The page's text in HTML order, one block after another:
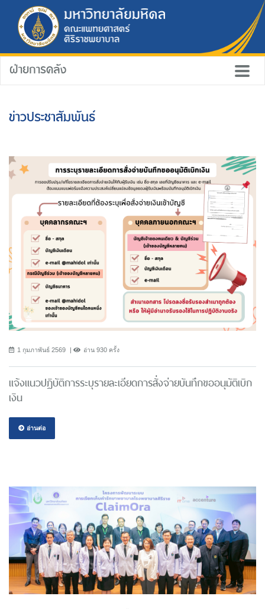
ฝ่ายการคลัง
ข่าวประชาสัมพันธ์
1 กุมภาพันธ์ 2569 อ่าน 930 ครั้ง
แจ้งแนวปฎิบัติการระบุรายละเอียดการสั่งจ่ายบันทึกขออนุมัติเบิก
เงิน
อ่านต่อ